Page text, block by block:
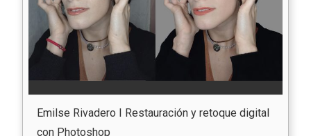
Emilse Rivadero I Restauración y retoque digital
con Photoshop